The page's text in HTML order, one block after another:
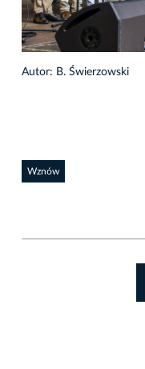
Autor: B. Świerzowski
Wznów